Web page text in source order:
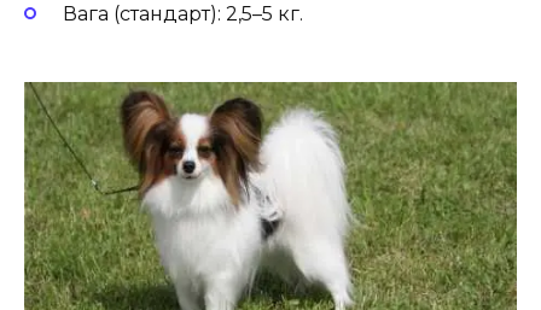
Вага (стандарт): 2,5–5 кг.